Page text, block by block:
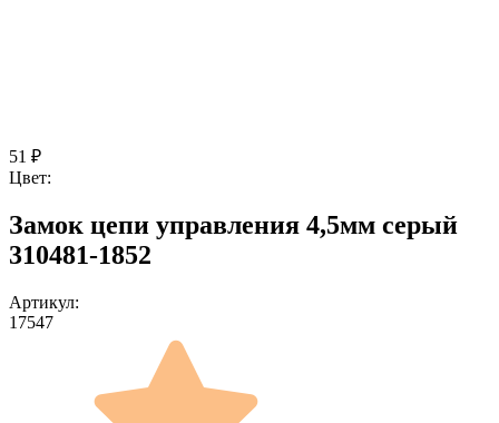
51 ₽
Цвет:
Замок цепи управления 4,5мм серый
310481-1852
Артикул:
17547